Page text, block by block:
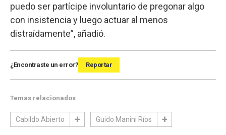
puedo ser partícipe involuntario de pregonar algo
con insistencia y luego actuar al menos
distraídamente”, añadió.
¿Encontraste un error? Reportar
Temas relacionados
Cabildo Abierto Guido Manini Ríos